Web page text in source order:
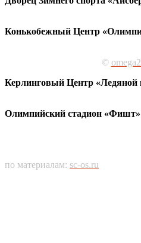
Конькобежный Центр
©
Керлинговый Центр «Ледяной
Олимпийский стадион «Фишт»
по материалам: sc-os.ru